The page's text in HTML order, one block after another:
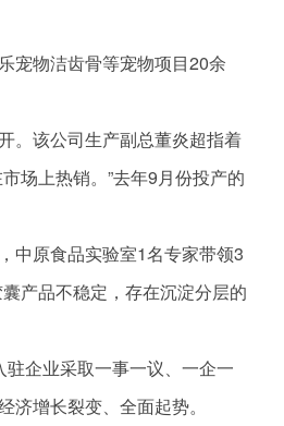
宠物洁齿骨等宠物项目20余
。该公司生产副总董炎超指着
场上热销。”去年9月份投产的
中原食品实验室1名专家带领3
产品不稳定，存在沉淀分层的
企业采取一事一议、一企一
增长裂变、全面起势。